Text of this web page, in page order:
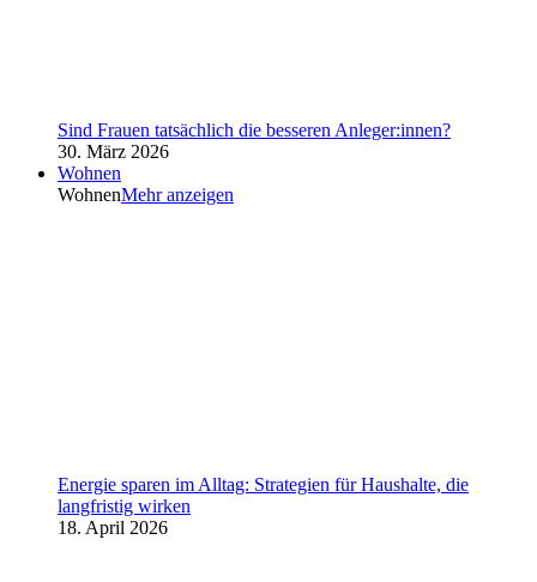
Sind Frauen tatsächlich die besseren Anleger:innen?
30. März 2026
Wohnen
WohnenMehr anzeigen
Energie sparen im Alltag: Strategien für Haushalte, die
langfristig wirken
18. April 2026